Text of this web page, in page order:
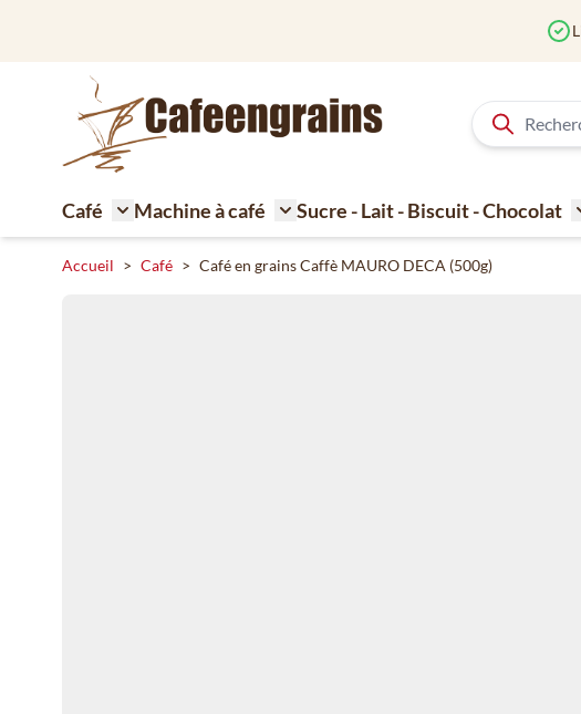
Café
Toggle submenu for Café
Machine à café
Toggle submenu for Machine à café
Sucre - Lait - Biscuit - Chocolat
Accueil > Café > Café en grains Caffè MAURO DECA (500g)